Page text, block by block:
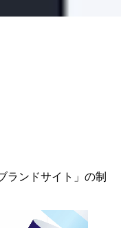
ランドサイト」の制